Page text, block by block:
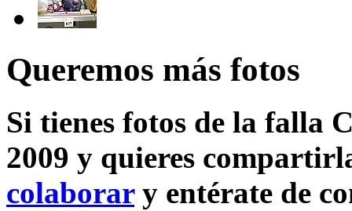
Queremos más fotos
Si tienes fotos de la falla
2009 y quieres
colaborary entérate de